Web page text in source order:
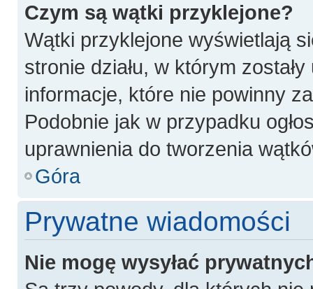
Czym są wątki przyklejone?
Wątki przyklejone wyświetlają
stronie działu, w którym
informacje, które nie powinny
Podobnie jak w przypadku
uprawnienia do tworzenia
Góra
Prywatne wiadomości
Nie mogę wysyłać